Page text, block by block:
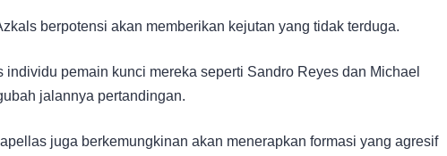
berpotensi akan memberikan kejutan yang tidak terduga.
individu pemain kunci mereka seperti Sandro Reyes dan Michael
jalannya pertandingan.
juga berkemungkinan akan menerapkan formasi yang agresif